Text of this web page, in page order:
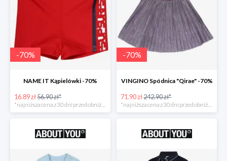
-70%
NAME IT Kąpielówki -70%
16.89 zł56.90 zł*
-70%
VINGINO Spódnica "Qirae" -70%
71.90 zł242.90 zł*